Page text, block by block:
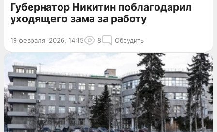
Губернатор Никитин поблагодарил
уходящего зама за работу
19 февраля, 2026, 14:15 8 Обсудить